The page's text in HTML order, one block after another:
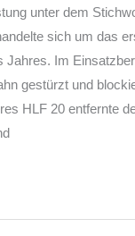
unter dem
sich um das
Jahres. Im
gestürzt und
HLF 20 entfernte